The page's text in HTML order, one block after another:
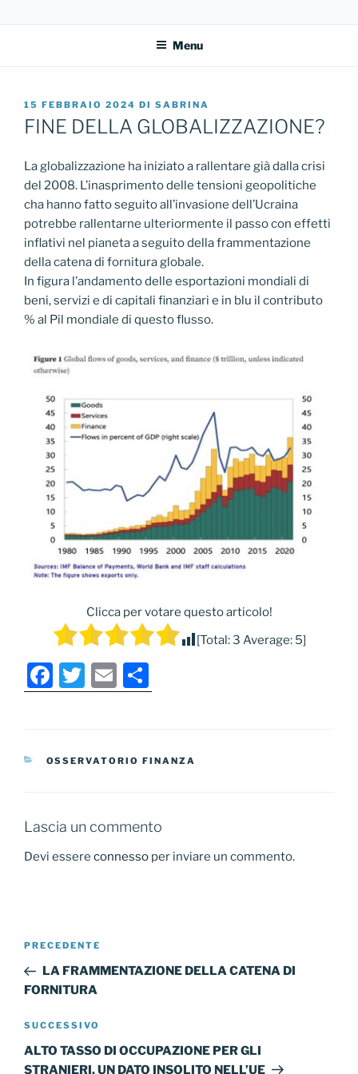
al DIRITTO AL FUTURO
Menu
PUBBLICATO
IL
15 FEBBRAIO 2024 DI SABRINA
FINE DELLA GLOBALIZZAZIONE?
La globalizzazione ha iniziato a rallentare già dalla crisi
del 2008. L’inasprimento delle tensioni geopolitiche
cha hanno fatto seguito all’invasione dell’Ucraina
potrebbe rallentarne ulteriormente il passo con effetti
inflativi nel pianeta a seguito della frammentazione
della catena di fornitura globale.
In figura l’andamento delle esportazioni mondiali di
beni, servizi e di capitali finanziari e in blu il contributo
% al Pil mondiale di questo flusso.
Clicca per votare questo articolo!
[Total:3 Average: 5]
F
a
c
e
o
o
k
T
w
itt
er
E
m
ai
l
o
n
di
di
CATEGORIE
OSSERVATORIO FINANZA
Lascia un commento
Devi essere connesso per inviare un commento.
Navigazione
Articolo
precedente:
PRECEDENTE
LA FRAMMENTAZIONE DELLA CATENA DI
FORNITURA
Articolo
successivo
SUCCESSIVO
ALTO TASSO DI OCCUPAZIONE PER GLI
STRANIERI, UN DATO INSOLITO NELL’UE